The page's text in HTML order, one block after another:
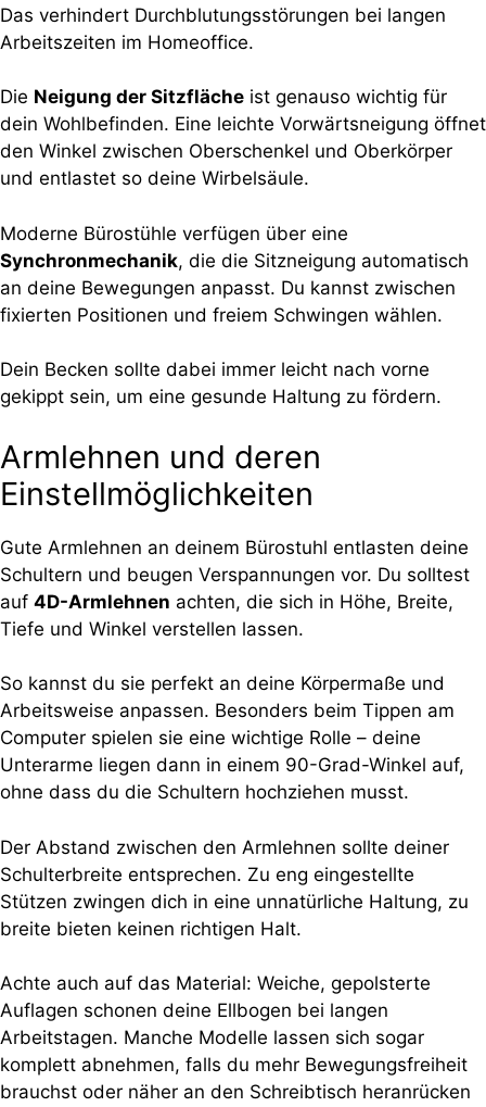
Das verhindert Durchblutungsstörungen bei langen
Arbeitszeiten im Homeoffice.
Die Neigung der Sitzfläche ist genauso wichtig für
dein Wohlbefinden. Eine leichte Vorwärtsneigung öffnet
den Winkel zwischen Oberschenkel und Oberkörper
und entlastet so deine Wirbelsäule.
Moderne Bürostühle verfügen über eine
Synchronmechanik, die die Sitzneigung automatisch
an deine Bewegungen anpasst. Du kannst zwischen
fixierten Positionen und freiem Schwingen wählen.
Dein Becken sollte dabei immer leicht nach vorne
gekippt sein, um eine gesunde Haltung zu fördern.
Armlehnen und deren
Einstellmöglichkeiten
Gute Armlehnen an deinem Bürostuhl entlasten deine
Schultern und beugen Verspannungen vor. Du solltest
auf 4D-Armlehnen achten, die sich in Höhe, Breite,
Tiefe und Winkel verstellen lassen.
So kannst du sie perfekt an deine Körpermaße und
Arbeitsweise anpassen. Besonders beim Tippen am
Computer spielen sie eine wichtige Rolle – deine
Unterarme liegen dann in einem 90-Grad-Winkel auf,
ohne dass du die Schultern hochziehen musst.
Der Abstand zwischen den Armlehnen sollte deiner
Schulterbreite entsprechen. Zu eng eingestellte
Stützen zwingen dich in eine unnatürliche Haltung, zu
breite bieten keinen richtigen Halt.
Achte auch auf das Material: Weiche, gepolsterte
Auflagen schonen deine Ellbogen bei langen
Arbeitstagen. Manche Modelle lassen sich sogar
komplett abnehmen, falls du mehr Bewegungsfreiheit
brauchst oder näher an den Schreibtisch heranrücken